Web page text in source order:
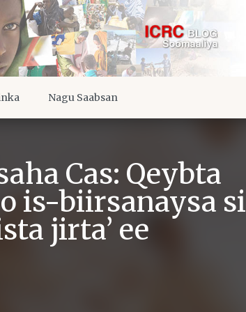
Nagu Saabsan
Cas: Qeybta
is-biirsanaysa si
jirta’ ee